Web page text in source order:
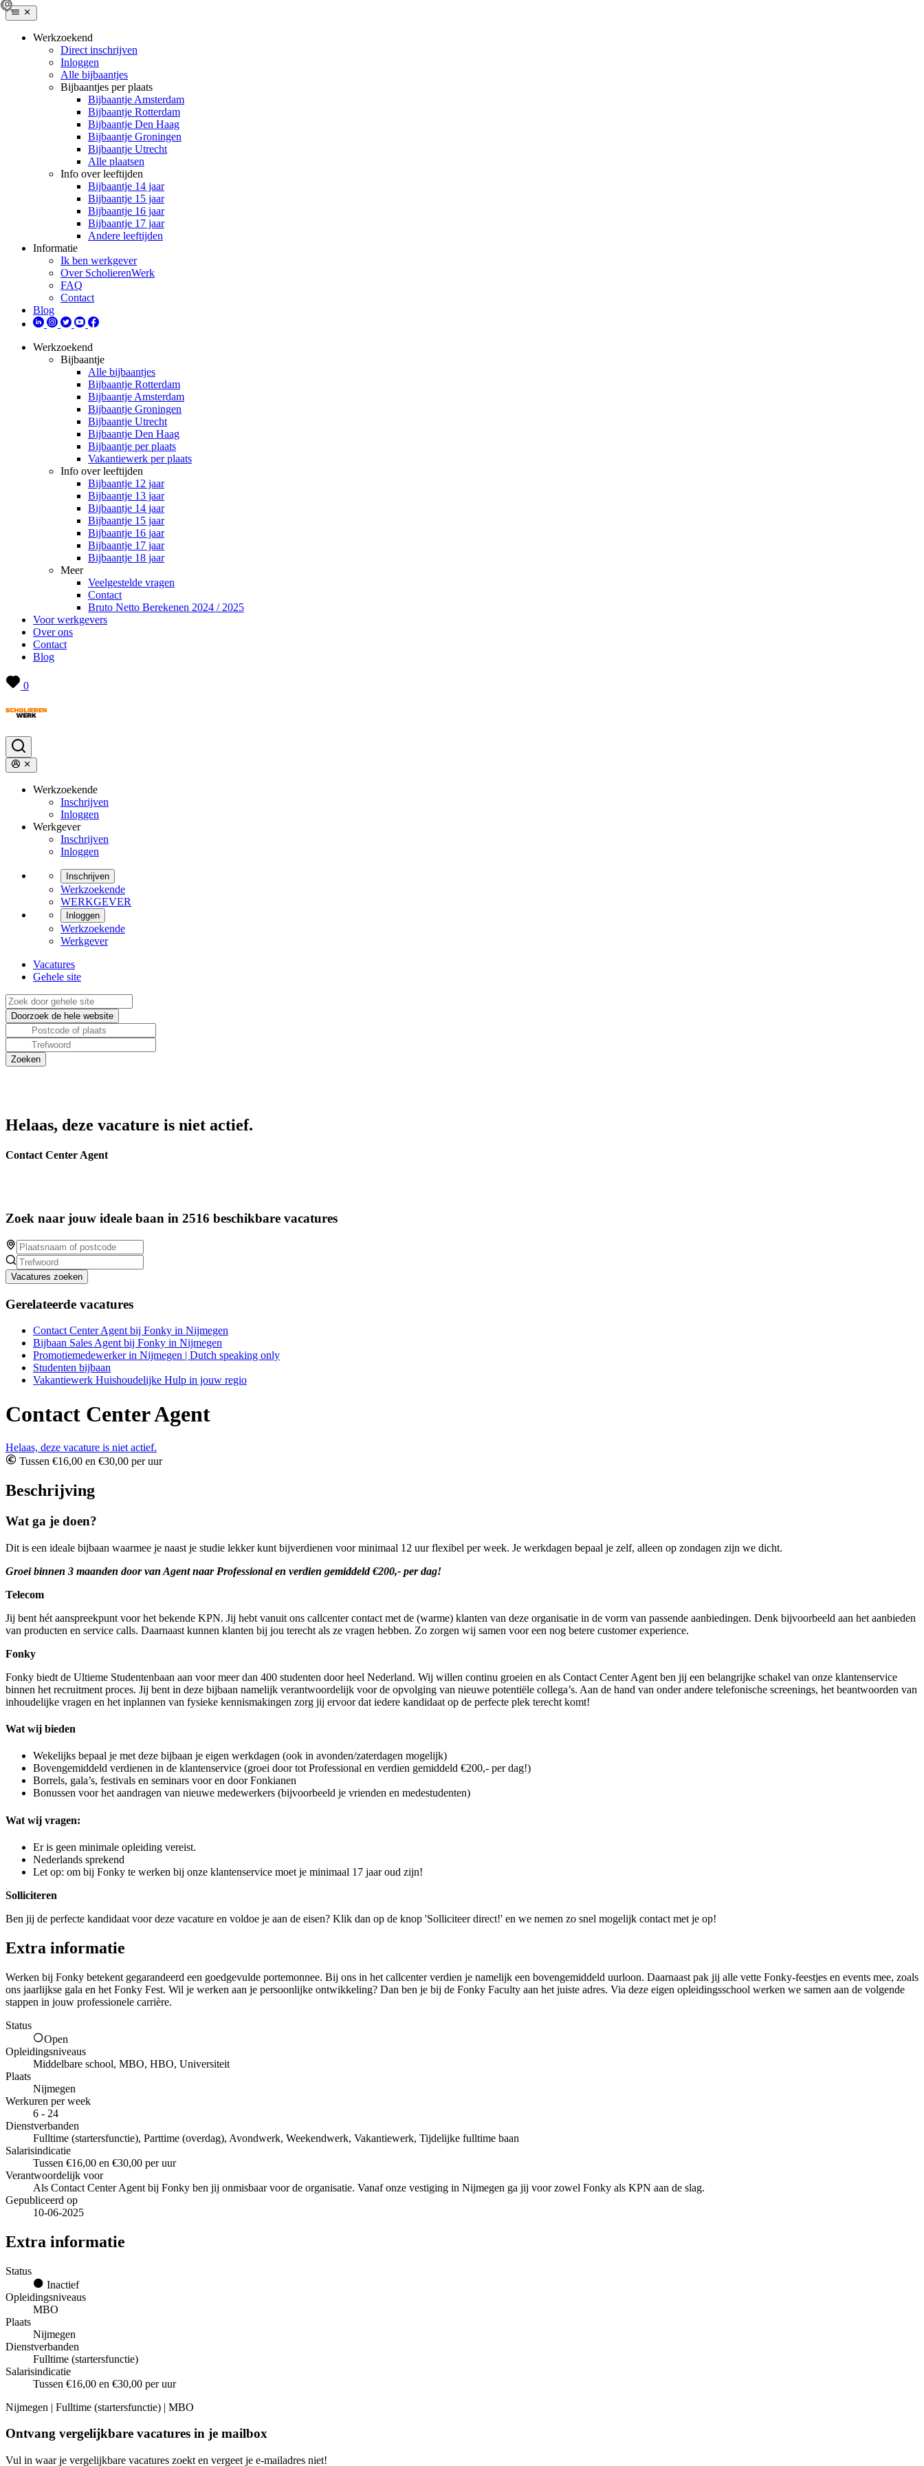
Werkzoekend
Direct inschrijven
Inloggen
Alle bijbaantjes
Bijbaantjes per plaats
Bijbaantje Amsterdam
Bijbaantje Rotterdam
Bijbaantje Den Haag
Bijbaantje Groningen
Bijbaantje Utrecht
Alle plaatsen
Info over leeftijden
Bijbaantje 14 jaar
Bijbaantje 15 jaar
Bijbaantje 16 jaar
Bijbaantje 17 jaar
Andere leeftijden
Informatie
Ik ben werkgever
Over ScholierenWerk
FAQ
Contact
Blog
Werkzoekend
Bijbaantje
Alle bijbaantjes
Bijbaantje Rotterdam
Bijbaantje Amsterdam
Bijbaantje Groningen
Bijbaantje Utrecht
Bijbaantje Den Haag
Bijbaantje per plaats
Vakantiewerk per plaats
Info over leeftijden
Bijbaantje 12 jaar
Bijbaantje 13 jaar
Bijbaantje 14 jaar
Bijbaantje 15 jaar
Bijbaantje 16 jaar
Bijbaantje 17 jaar
Bijbaantje 18 jaar
Meer
Veelgestelde vragen
Contact
Bruto Netto Berekenen 2024 / 2025
Voor werkgevers
Over ons
Contact
Blog
0
Werkzoekende
Inschrijven
Inloggen
Werkgever
Inschrijven
Inloggen
Inschrijven
Werkzoekende
WERKGEVER
Inloggen
Werkzoekende
Werkgever
Vacatures
Gehele site
Helaas, deze vacature is niet actief.
Contact Center Agent
Zoek naar jouw ideale baan in 2516 beschikbare vacatures
Vacatures zoeken
Gerelateerde vacatures
Contact Center Agent bij Fonky in Nijmegen
Bijbaan Sales Agent bij Fonky in Nijmegen
Promotiemedewerker in Nijmegen | Dutch speaking only
Studenten bijbaan
Vakantiewerk Huishoudelijke Hulp in jouw regio
Contact Center Agent
Helaas, deze vacature is niet actief.
Tussen €16,00 en €30,00 per uur
Beschrijving
Wat ga je doen?
Dit is een ideale bijbaan waarmee je naast je studie lekker kunt bijverdienen voor minimaal 12 uur flexibel per week. Je werkdagen bepaal je zelf, alleen op zondagen zijn we dicht.
Groei binnen 3 maanden door van Agent naar Professional en verdien gemiddeld €200,- per dag!
Telecom
Jij bent hét aanspreekpunt voor het bekende KPN. Jij hebt vanuit ons callcenter contact met de (warme) klanten van deze organisatie in de vorm van passende aanbiedingen. Denk bijvoorbeeld aan het aanbieden
van producten en service calls. Daarnaast kunnen klanten bij jou terecht als ze vragen hebben. Zo zorgen wij samen voor een nog betere customer experience.
Fonky
Fonky biedt de Ultieme Studentenbaan aan voor meer dan 400 studenten door heel Nederland. Wij willen continu groeien en als Contact Center Agent ben jij een belangrijke schakel van onze klantenservice
binnen het recruitment proces. Jij bent in deze bijbaan namelijk verantwoordelijk voor de opvolging van nieuwe potentiële collega’s. Aan de hand van onder andere telefonische screenings, het beantwoorden van
inhoudelijke vragen en het inplannen van fysieke kennismakingen zorg jij ervoor dat iedere kandidaat op de perfecte plek terecht komt!
Wat wij bieden
Wekelijks bepaal je met deze bijbaan je eigen werkdagen (ook in avonden/zaterdagen mogelijk)
Bovengemiddeld verdienen in de klantenservice (groei door tot Professional en verdien gemiddeld €200,- per dag!)
Borrels, gala’s, festivals en seminars voor en door Fonkianen
Bonussen voor het aandragen van nieuwe medewerkers (bijvoorbeeld je vrienden en medestudenten)
Wat wij vragen:
Er is geen minimale opleiding vereist.
Nederlands sprekend
Let op: om bij Fonky te werken bij onze klantenservice moet je minimaal 17 jaar oud zijn!
Solliciteren
Ben jij de perfecte kandidaat voor deze vacature en voldoe je aan de eisen? Klik dan op de knop 'Solliciteer direct!' en we nemen zo snel mogelijk contact met je op!
Extra informatie
Werken bij Fonky betekent gegarandeerd een goedgevulde portemonnee. Bij ons in het callcenter verdien je namelijk een bovengemiddeld uurloon. Daarnaast pak jij alle vette Fonky-feestjes en events mee, zoals
ons jaarlijkse gala en het Fonky Fest. Wil je werken aan je persoonlijke ontwikkeling? Dan ben je bij de Fonky Faculty aan het juiste adres. Via deze eigen opleidingsschool werken we samen aan de volgende
stappen in jouw professionele carrière.
Status
Open
Opleidingsniveaus
Middelbare school, MBO, HBO, Universiteit
Plaats
Nijmegen
Werkuren per week
6 - 24
Dienstverbanden
Fulltime (startersfunctie), Parttime (overdag), Avondwerk, Weekendwerk, Vakantiewerk, Tijdelijke fulltime baan
Salarisindicatie
Tussen €16,00 en €30,00 per uur
Verantwoordelijk voor
Als Contact Center Agent bij Fonky ben jij onmisbaar voor de organisatie. Vanaf onze vestiging in Nijmegen ga jij voor zowel Fonky als KPN aan de slag.
Gepubliceerd op
10-06-2025
Extra informatie
Status
Inactief
Opleidingsniveaus
MBO
Plaats
Nijmegen
Dienstverbanden
Fulltime (startersfunctie)
Salarisindicatie
Tussen €16,00 en €30,00 per uur
Nijmegen | Fulltime (startersfunctie) | MBO
Ontvang vergelijkbare vacatures in je mailbox
Vul in waar je vergelijkbare vacatures zoekt en vergeet je e-mailadres niet!